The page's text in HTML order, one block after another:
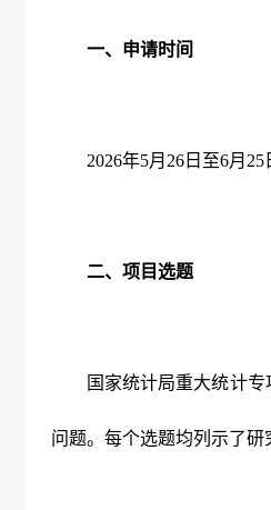
一、申请时间
2026年5月 26 日至6月 25
二、项目选题
国家统计局重大统计专
问题。每个选题均列示了